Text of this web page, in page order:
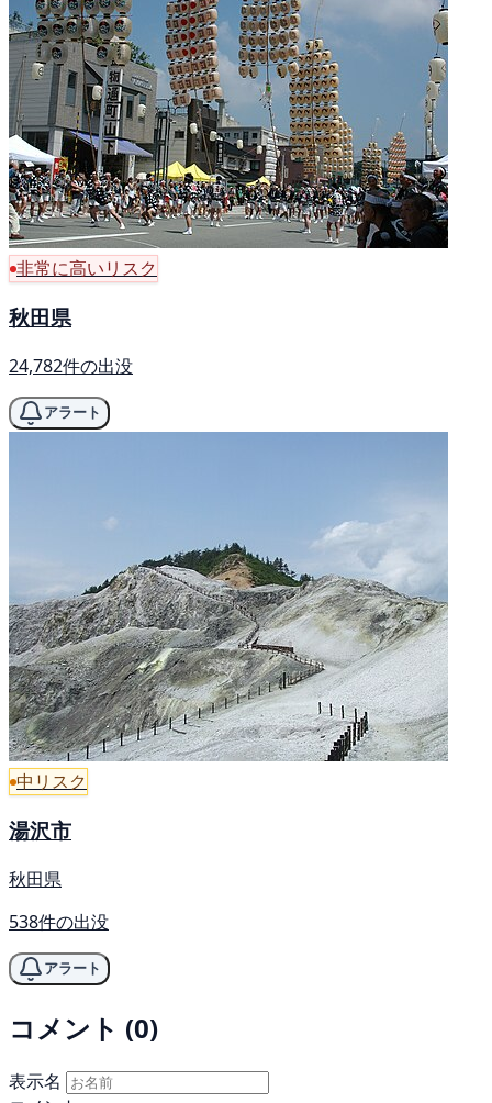
非常に高いリスク
秋田県
24,782件の出没
アラート
中リスク
湯沢市
秋田県
538件の出没
アラート
コメント (0)
表示名